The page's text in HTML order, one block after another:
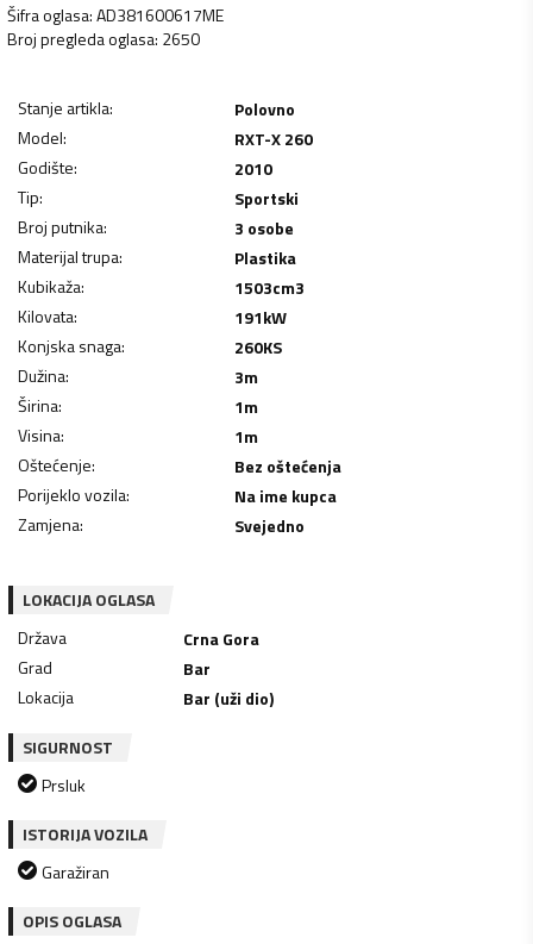
Šifra oglasa:AD381600617ME
Broj pregleda oglasa: 2650
Stanje artikla:
Polovno
Model:
RXT-X 260
Godište:
2010
Tip:
Sportski
Broj putnika:
3 osobe
Materijal trupa:
Plastika
Kubikaža: 1503cm3
Kilovata: 191kW
Konjska snaga: 260KS
Dužina: 3m
Širina: 1m
Visina: 1m
Oštećenje:
Bez oštećenja
Porijeklo vozila:
Na ime kupca
Zamjena: Svejedno
LOKACIJA OGLASA
Država
Crna Gora
Grad
Bar
Lokacija
Bar (uži dio)
SIGURNOST
Prsluk
ISTORIJA VOZILA
Garažiran
OPIS OGLASA